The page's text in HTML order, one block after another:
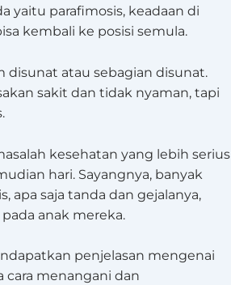
yaitu parafimosis, keadaan di
kembali ke posisi semula.
disunat atau sebagian disunat.
sakit dan tidak nyaman, tapi
kesehatan yang lebih serius
hari. Sayangnya, banyak
apa saja tanda dan gejalanya,
anak mereka.
penjelasan mengenai
cara menangani dan